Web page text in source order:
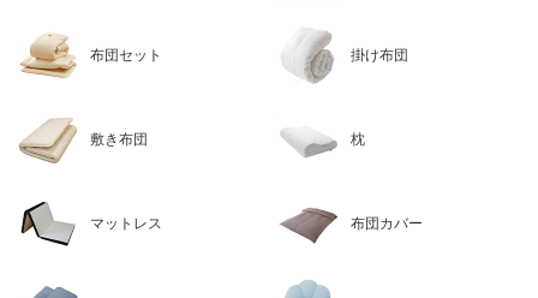
布団セット 掛け布団
敷き布団 枕
マットレス 布団カバー